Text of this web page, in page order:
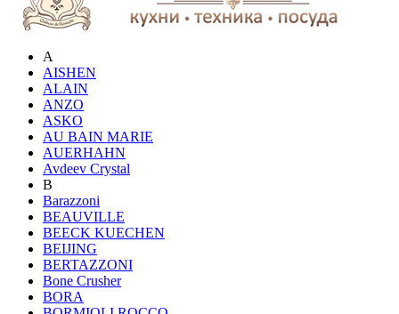
A
AISHEN
ALAIN
ANZO
ASKO
AU BAIN MARIE
AUERHAHN
Avdeev Crystal
B
Barazzoni
BEAUVILLE
BEECK KUECHEN
BEIJING
BERTAZZONI
Bone Crusher
BORA